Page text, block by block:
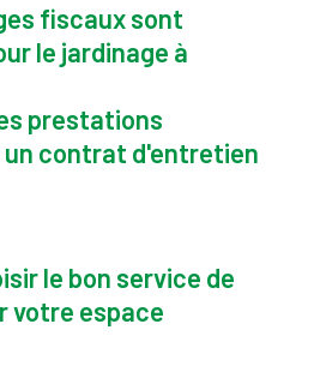
fiscaux sont
le jardinage à
prestations
un contrat d'entretien
le bon service de
votre espace